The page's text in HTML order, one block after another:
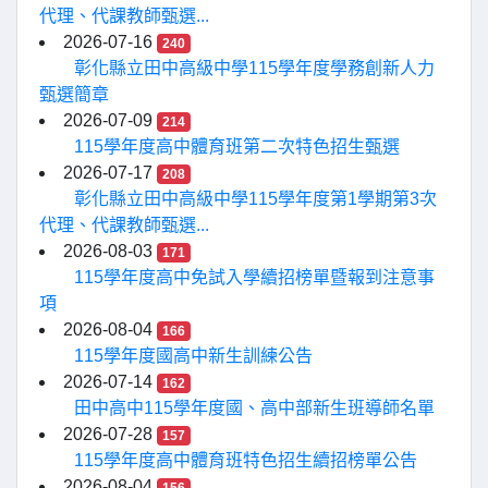
代理、代課教師甄選...
2026-07-16
240
彰化縣立田中高級中學115學年度學務創新人力
甄選簡章
2026-07-09
214
115學年度高中體育班第二次特色招生甄選
2026-07-17
208
彰化縣立田中高級中學115學年度第1學期第3次
代理、代課教師甄選...
2026-08-03
171
115學年度高中免試入學續招榜單暨報到注意事
項
2026-08-04
166
115學年度國高中新生訓練公告
2026-07-14
162
田中高中115學年度國、高中部新生班導師名單
2026-07-28
157
115學年度高中體育班特色招生續招榜單公告